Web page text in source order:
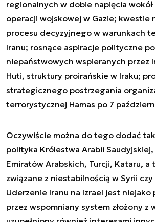
regionalnych w dobie napięcia wokół
operacji wojskowej w Gazie;
procesu decyzyjnego w warunkach
Iranu; rosnące aspiracje polityczne
niepaństwowych wspieranych przez
Huti, struktury proirańskie w Iraku;
strategicznego postrzegania
terrorystycznej Hamas po 7
Oczywiście można do tego dodać
polityka Królestwa Arabii
Emiratów Arabskich, Turcji, Kataru, a
związane z niestabilnością w Syrii czy
Uderzenie Iranu na Izrael jest niejako
przez wspomniany system złożony z